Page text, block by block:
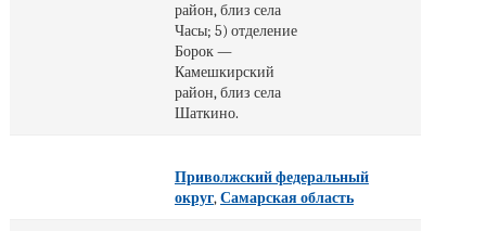
район, близ села
Часы; 5) отделение
Борок —
Камешкирский
район, близ села
Шаткино.
Приволжский федеральный
округ,Самарская область